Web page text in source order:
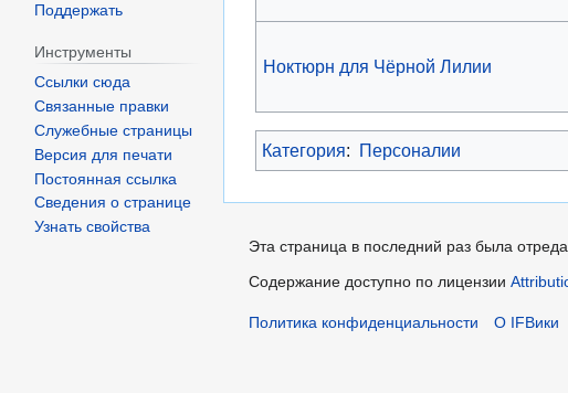
Ноктюрн для Чёрной Лилии
Категория: Персоналии
Поддержать
Инструменты
Ссылки сюда
Связанные правки
Служебные страницы
Версия для печати
Постоянная ссылка
Сведения о странице
Узнать свойства
Эта страница в последний раз была
Содержание доступно по лицензии
Политика конфиденциальности О IFВики